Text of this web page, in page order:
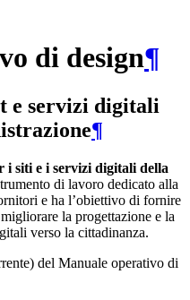
di design¶
e servizi digitali
¶
i siti e i servizi digitali della
di lavoro dedicato alla
e ha l’obiettivo di fornire
la progettazione e la
verso la cittadinanza.
del Manuale operativo di